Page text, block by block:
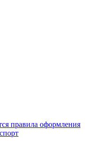
правила оформления